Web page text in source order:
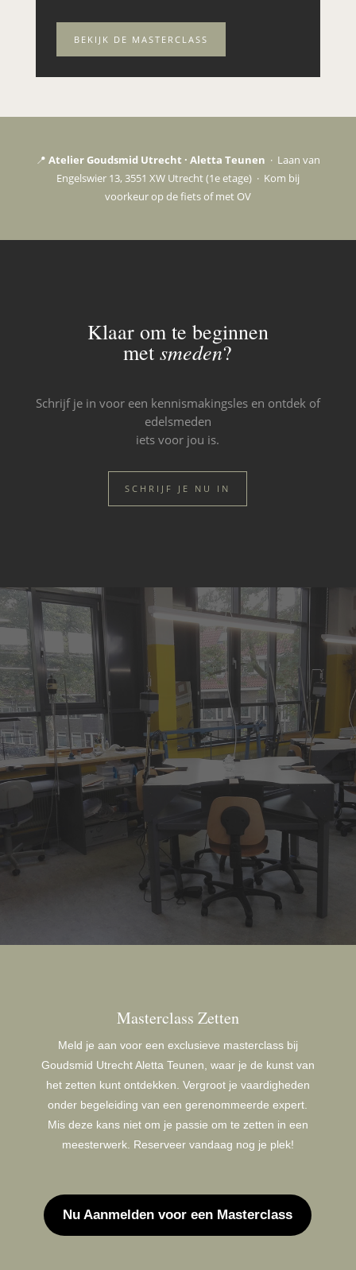
BEKIJK DE MASTERCLASS
📍 Atelier Goudsmid Utrecht · Aletta Teunen · Laan van
Engelswier 13, 3551 XW Utrecht (1e etage) · Kom bij
voorkeur op de fiets of met OV
Klaar om te beginnen
metsmeden?
Schrijf je in voor een kennismakingsles en ontdek of
edelsmeden
iets voor jou is.
SCHRIJF JE NU IN
Masterclass Zetten
Meld je aan voor een exclusieve masterclass bij
Goudsmid Utrecht Aletta Teunen, waar je de kunst van
het zetten kunt ontdekken. Vergroot je vaardigheden
onder begeleiding van een gerenommeerde expert.
Mis deze kans niet om je passie om te zetten in een
meesterwerk. Reserveer vandaag nog je plek!
Nu Aanmelden voor een Masterclass